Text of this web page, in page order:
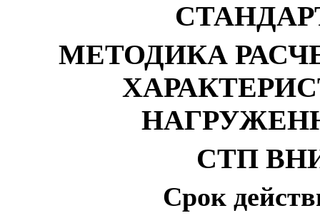
МЕТОДИКА
СТП
Срок